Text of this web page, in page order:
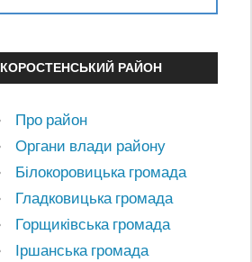
КОРОСТЕНСЬКИЙ РАЙОН
Про район
Органи влади району
Білокоровицька громада
Гладковицька громада
Горщиківська громада
Іршанська громада